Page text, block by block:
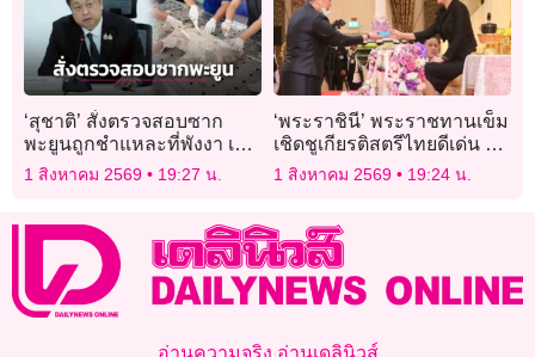
‘สุชาติ’ สั่งตรวจสอบซาก
พะยูนถูกชำแหละที่พังงา เร่ง
ล่าตัวคนผิด ฟันโทษหนัก
1 สิงหาคม 2569 19:27 น.
‘พระราชินี’ พระราชทานเข็ม
เชิดชูเกียรติสตรีไทยดีเด่น วัน
สตรีไทยประจำปี 2569
1 สิงหาคม 2569 19:24 น.
อ่านความจริง อ่านเดลินิวส์